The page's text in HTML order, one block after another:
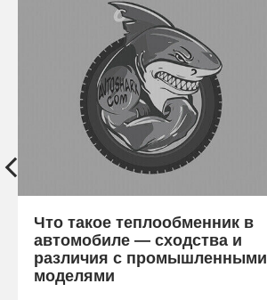
Что такое теплообменник в
автомобиле — сходства и
различия с промышленными
моделями